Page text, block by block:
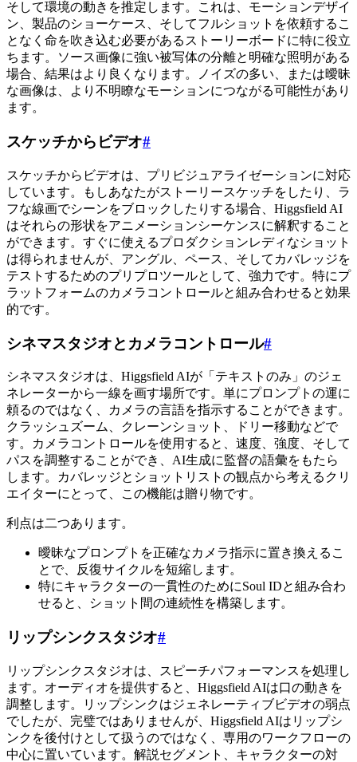
そして環境の動きを推定します。これは、モーションデザイ
ン、製品のショーケース、そしてフルショットを依頼するこ
となく命を吹き込む必要があるストーリーボードに特に役立
ちます。ソース画像に強い被写体の分離と明確な照明がある
場合、結果はより良くなります。ノイズの多い、または曖昧
な画像は、より不明瞭なモーションにつながる可能性があり
ます。
スケッチからビデオ#
スケッチからビデオは、プリビジュアライゼーションに対応
しています。もしあなたがストーリースケッチをしたり、ラ
フな線画でシーンをブロックしたりする場合、Higgsfield AI
はそれらの形状をアニメーションシーケンスに解釈すること
ができます。すぐに使えるプロダクションレディなショット
は得られませんが、アングル、ペース、そしてカバレッジを
テストするためのプリプロツールとして、強力です。特にプ
ラットフォームのカメラコントロールと組み合わせると効果
的です。
シネマスタジオとカメラコントロール#
シネマスタジオは、Higgsfield AIが「テキストのみ」のジェ
ネレーターから一線を画す場所です。単にプロンプトの運に
頼るのではなく、カメラの言語を指示することができます。
クラッシュズーム、クレーンショット、ドリー移動などで
す。カメラコントロールを使用すると、速度、強度、そして
パスを調整することができ、AI生成に監督の語彙をもたら
します。カバレッジとショットリストの観点から考えるクリ
エイターにとって、この機能は贈り物です。
利点は二つあります。
曖昧なプロンプトを正確なカメラ指示に置き換えるこ
とで、反復サイクルを短縮します。
特にキャラクターの一貫性のためにSoul IDと組み合わ
せると、ショット間の連続性を構築します。
リップシンクスタジオ#
リップシンクスタジオは、スピーチパフォーマンスを処理し
ます。オーディオを提供すると、Higgsfield AIは口の動きを
調整します。リップシンクはジェネレーティブビデオの弱点
でしたが、完璧ではありませんが、Higgsfield AIはリップシ
ンクを後付けとして扱うのではなく、専用のワークフローの
中心に置いています。解説セグメント、キャラクターの対